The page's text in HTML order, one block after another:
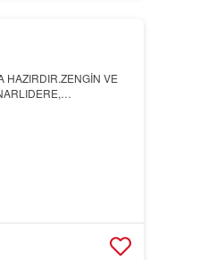
HAZIRDIR.ZENGİN VE